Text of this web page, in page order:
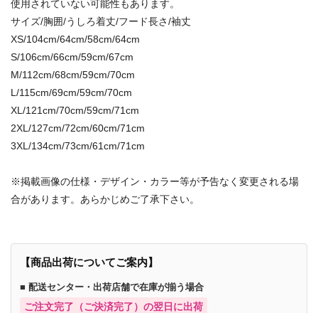
使用されていない可能性もあります。
サイズ/胸囲/うしろ着丈/フード長さ/袖丈
XS/104cm/64cm/58cm/64cm
S/106cm/66cm/59cm/67cm
M/112cm/68cm/59cm/70cm
L/115cm/69cm/59cm/70cm
XL/121cm/70cm/59cm/71cm
2XL/127cm/72cm/60cm/71cm
3XL/134cm/73cm/61cm/71cm
※掲載画像の仕様・デザイン・カラー等が予告なく変更される場
合があります。あらかじめご了承下さい。
【商品出荷についてご案内】
■ 配送センター・出荷店舗で在庫が揃う場合
ご注文完了（ご決済完了）の翌日に出荷